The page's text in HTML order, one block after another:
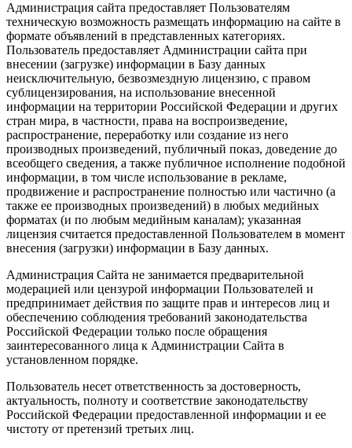
Администрация сайта предоставляет Пользователям
техническую возможность размещать информацию на сайте в
формате объявлений в представленных категориях.
Пользователь предоставляет Администрации сайта при
внесении (загрузке) информации в Базу данных
неисключительную, безвозмездную лицензию, с правом
сублицензирования, на использование внесенной
информации на территории Российской Федерации и других
стран мира, в частности, права на воспроизведение,
распространение, переработку или создание из него
производных произведений, публичный показ, доведение до
всеобщего сведения, а также публичное исполнение подобной
информации, в том числе использование в рекламе,
продвижение и распространение полностью или частично (а
также ее производных произведений) в любых медийных
форматах (и по любым медийным каналам); указанная
лицензия считается предоставленной Пользователем в момент
внесения (загрузки) информации в Базу данных.
Администрация Сайта не занимается предварительной
модерацией или цензурой информации Пользователей и
предпринимает действия по защите прав и интересов лиц и
обеспечению соблюдения требований законодательства
Российской Федерации только после обращения
заинтересованного лица к Администрации Сайта в
установленном порядке.
Пользователь несет ответственность за достоверность,
актуальность, полноту и соответствие законодательству
Российской Федерации предоставленной информации и ее
чистоту от претензий третьих лиц.